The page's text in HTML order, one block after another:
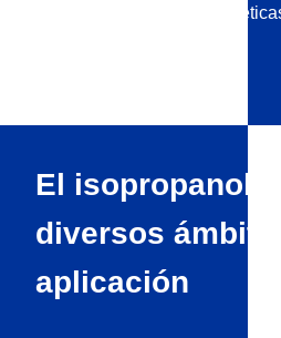
residuos, manchas
El isopropanol y
diversos
aplicación